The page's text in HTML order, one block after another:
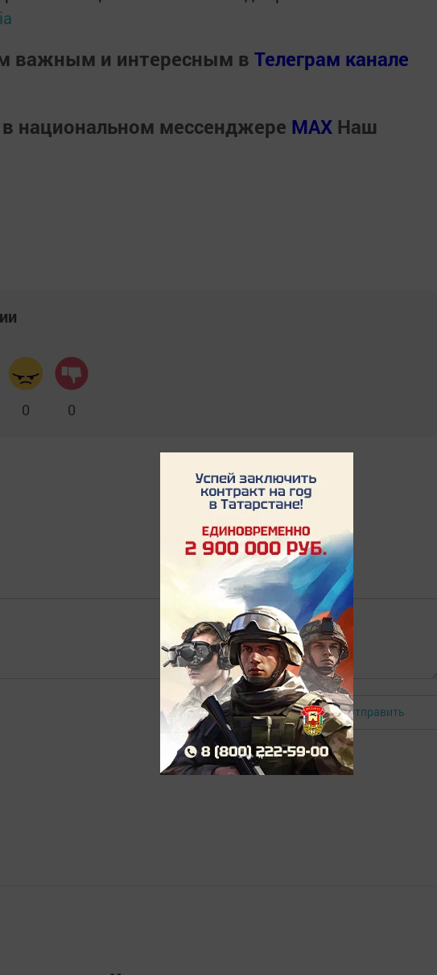
важным и интересным в Телеграм канале
национальном мессенджере MАХ Наш
0 0
Авторизоваться Отправить